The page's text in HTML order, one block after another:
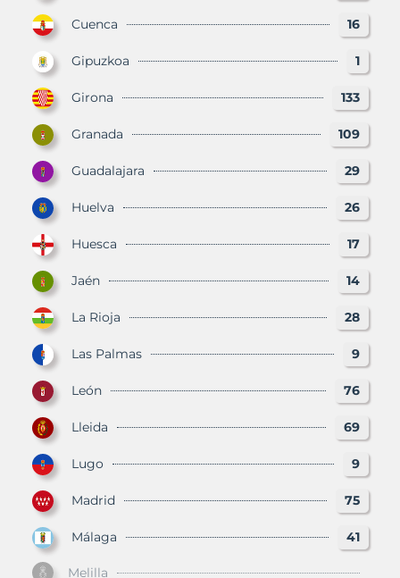
Cuenca 16
Gipuzkoa 1
Girona 133
Granada 109
Guadalajara 29
Huelva 26
Huesca 17
Jaén 14
La Rioja 28
Las Palmas 9
León 76
Lleida 69
Lugo 9
Madrid 75
Málaga 41
Melilla